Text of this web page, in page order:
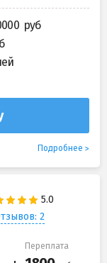
Подробнее
2
Переплата